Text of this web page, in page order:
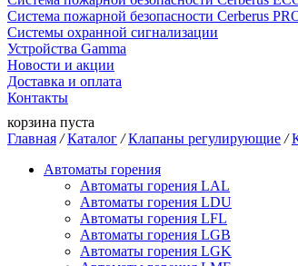
Система пожарной безопасности Cerberus
Системы охранной сигнализации
Устройства Gamma
Новости и акции
Доставка и оплата
Контакты
корзина пуста
Главная / Каталог / Клапаны регулирующие /
Автоматы горения
Автоматы горения LAL
Автоматы горения LDU
Автоматы горения LFL
Автоматы горения LGB
Автоматы горения LGK